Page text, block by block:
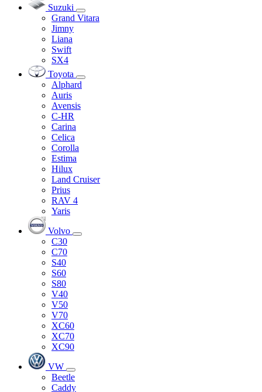
Suzuki
Grand Vitara
Jimny
Liana
Swift
SX4
Toyota
Alphard
Auris
Avensis
C-HR
Carina
Celica
Corolla
Estima
Hilux
Land Cruiser
Prius
RAV 4
Yaris
Volvo
C30
C70
S40
S60
S80
V40
V50
V70
XC60
XC70
XC90
VW
Beetle
Caddy